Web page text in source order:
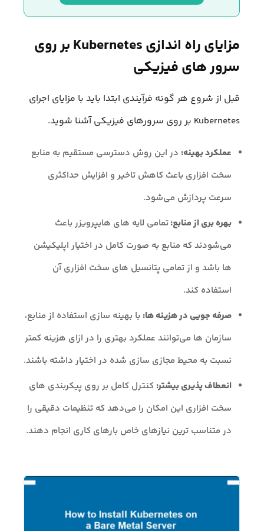
مزایای راه‌ اندازی Kubernetes بر روی
سرور های فیزیکی
قبل از شروع هر گونه فرآیندی ابتدا باید با مزایای اجرای
Kubernetes بر روی سرور‌های فیزیکی آشنا شوید.
عملکرد بهینه: در این روش دسترسی مستقیم به منابع
سخت افزاری باعث کاهش تاخیر و افزایش حداکثری
سرعت پردازش می‌شود.
بهره بری از منابع:تمامی لایه های هایپرویزر باعث
می‌شودند که منابع به صورت کامل در اختیار اپلیکیشن
ها باشد و از تمامی پتانسیل های سخت افزاری آن
استفاده کند.
صرفه جویی در هزینه ها: با بهینه سازی استفاده از منابع،
سازمان ها می‌توانند عملکرد بهتری را در ازای هزینه کمتر
نسبت به محیط مجازی سازی شده در اختیار داشته باشند.
انعطاف پذیری بیشتر: کنترل کامل بر روی پیکربندی های
سخت افزاری این امکان را می‌دهد که تنظیمات دقیقی را
در متناسب ترین نیازهای خاص بارهای کاری انجام دهند.